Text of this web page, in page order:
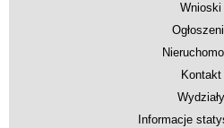
Wnioski
Kontakt
Wydziały
Informacje